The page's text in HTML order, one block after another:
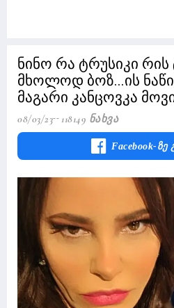
ნინო რა ტრუსიკი რის
მხოლოდ ბოზ...ის
მაგარი კანცოვკა
08/03/23 118149 Ნახვა
Facebook-Ზე